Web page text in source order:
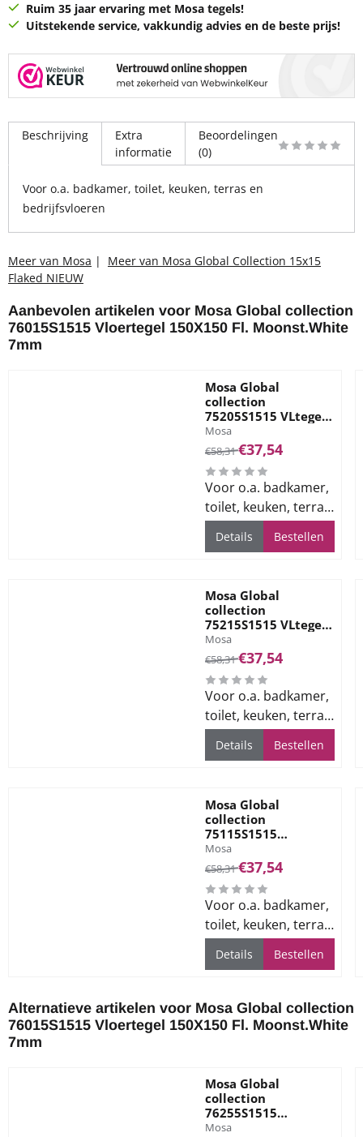
Ruim 35 jaar ervaring met Mosa tegels!
Uitstekende service, vakkundig advies en de beste prijs!
Beschrijving
Extra
informatie
Beoordelingen
(0)
Voor o.a. badkamer, toilet, keuken, terras en
bedrijfsvloeren
Meer van Mosa | Meer van Mosa Global Collection 15x15
Flaked NIEUW
Aanbevolen artikelen voor Mosa Global collection
76015S1515 Vloertegel 150X150 Fl. Moonst.White
7mm
Mosa Global
collection
75205S1515 VLtegel
150X150 Fl. Galactic
Black 7mm
Merk:
Mosa
Van 58,31 voor 37,54
€58,31€37,54
Voor o.a. badkamer,
toilet, keuken, terras
en bedrijfsvloeren
Details Bestellen
Mosa Global
collection
75215S1515 VLtegel
150X150 Fl. Seashell
Beige 7mm
Merk:
Mosa
Van 58,31 voor 37,54
€58,31€37,54
Voor o.a. badkamer,
toilet, keuken, terras
en bedrijfsvloeren
Details Bestellen
Mosa Global
collection
75115S1515
Vloertegel 150X150
Fl. Moss Green 7mm
Merk:
Mosa
Van 58,31 voor 37,54
€58,31€37,54
Voor o.a. badkamer,
toilet, keuken, terras
en bedrijfsvloeren
Details Bestellen
Alternatieve artikelen voor Mosa Global collection
76015S1515 Vloertegel 150X150 Fl. Moonst.White
7mm
Mosa Global
collection
76255S1515
Vloertegel 150X150
Merk:
Mosa